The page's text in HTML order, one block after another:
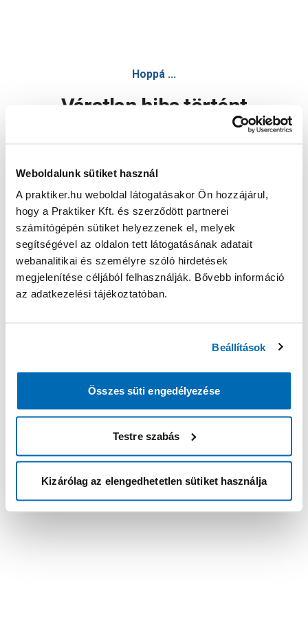
Weboldalunk sütiket használ
A praktiker.hu weboldal látogatásakor Ön hozzájárul,
hogy a Praktiker Kft. és szerződött partnerei
számítógépén sütiket helyezzenek el, melyek
segítségével az oldalon tett látogatásának adatait
webanalitikai és személyre szóló hirdetések
megjelenítése céljából felhasználják. Bővebb információ
az adatkezelési tájékoztatóban.
Beállítások
Összes süti engedélyezése
Testre szabás
Kizárólag az elengedhetetlen sütiket használja
Hoppá ...
Váratlan hiba történt
Oldal újratöltése